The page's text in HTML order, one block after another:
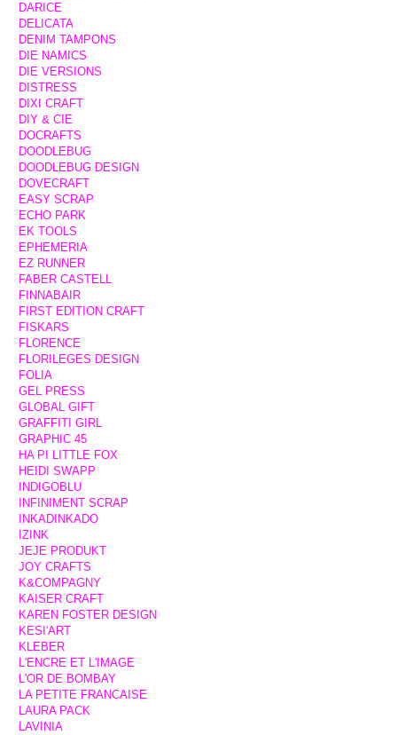
DARICE
DELICATA
DENIM TAMPONS
DIE NAMICS
DIE VERSIONS
DISTRESS
DIXI CRAFT
DIY & CIE
DOCRAFTS
DOODLEBUG
DOODLEBUG DESIGN
DOVECRAFT
EASY SCRAP
ECHO PARK
EK TOOLS
EPHEMERIA
EZ RUNNER
FABER CASTELL
FINNABAIR
FIRST EDITION CRAFT
FISKARS
FLORENCE
FLORILEGES DESIGN
FOLIA
GEL PRESS
GLOBAL GIFT
GRAFFITI GIRL
GRAPHIC 45
HA PI LITTLE FOX
HEIDI SWAPP
INDIGOBLU
INFINIMENT SCRAP
INKADINKADO
IZINK
JEJE PRODUKT
JOY CRAFTS
K&COMPAGNY
KAISER CRAFT
KAREN FOSTER DESIGN
KESI'ART
KLEBER
L'ENCRE ET L'IMAGE
L'OR DE BOMBAY
LA PETITE FRANCAISE
LAURA PACK
LAVINIA